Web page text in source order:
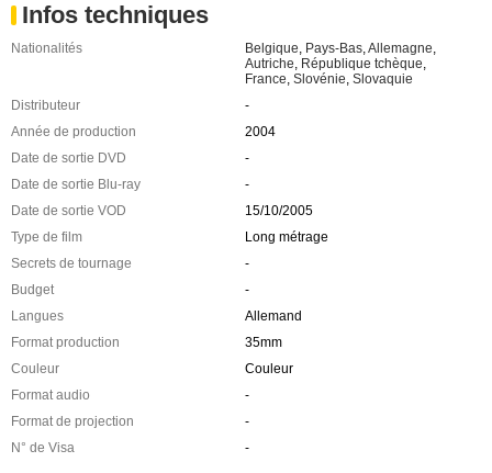
Infos techniques
Nationalités Belgique, Pays-Bas,Allemagne,
Autriche, République tchèque,
France, Slovénie, Slovaquie
Distributeur
-
Année de production
2004
Date de sortie DVD
-
Date de sortie Blu-ray
-
Date de sortie VOD
15/10/2005
Type de film
Long métrage
Secrets de tournage
-
Budget
-
Langues
Allemand
Format production
35mm
Couleur
Couleur
Format audio
-
Format de projection
-
N° de Visa
-